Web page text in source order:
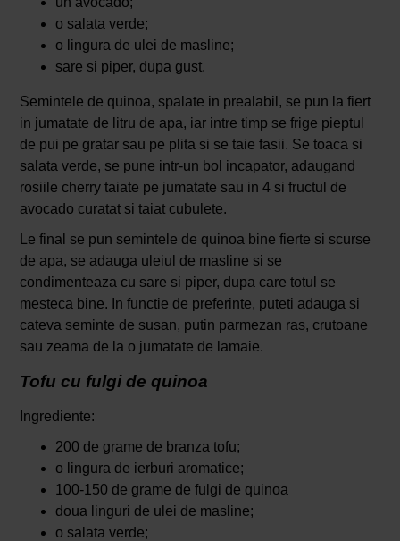
o salata verde;
o lingura de ulei de masline;
sare si piper, dupa gust.
Semintele de quinoa, spalate in prealabil, se pun la fiert
in jumatate de litru de apa, iar intre timp se frige pieptul
de pui pe gratar sau pe plita si se taie fasii. Se toaca si
salata verde, se pune intr-un bol incapator, adaugand
rosiile cherry taiate pe jumatate sau in 4 si fructul de
avocado curatat si taiat cubulete.
Le final se pun semintele de quinoa bine fierte si scurse
de apa, se adauga uleiul de masline si se
condimenteaza cu sare si piper, dupa care totul se
mesteca bine. In functie de preferinte, puteti adauga si
cateva seminte de susan, putin parmezan ras, crutoane
sau zeama de la o jumatate de lamaie.
Tofu cu fulgi de quinoa
Ingrediente:
200 de grame de branza tofu;
o lingura de ierburi aromatice;
100-150 de grame de fulgi de quinoa
doua linguri de ulei de masline;
o salata verde;